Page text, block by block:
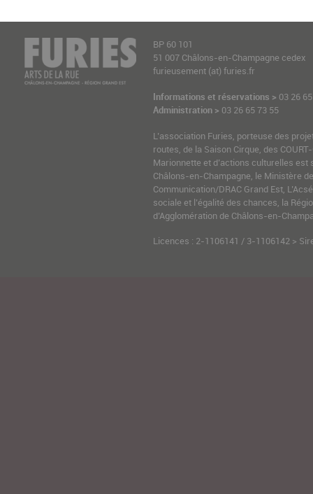
BP 60 101
51 007 Châlons-en-Champagne cedex
furieusement (at) furies.fr
Informations et réservations > 03 26
Administration > 03 26 65 73 55
L’association Furies, porteuse des
routes, de la Saison Cirque, des
Marionnette et d’actions culturelles est
Châlons-en-Champagne, le Ministère
Communication/DRAC Grand Est,
sociale et l’égalité des chances, la
d’Agglomération de Châlons-en-
Licences : 2-1106141 / 3-1106142 >